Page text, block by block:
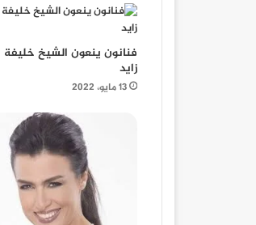
فنانون ينعون الشيخ
زايد
13 مايو، 2022